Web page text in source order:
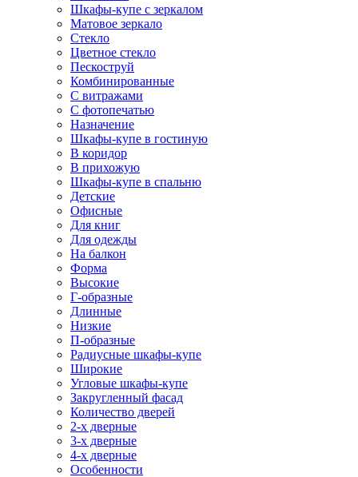
Шкафы-купе с зеркалом
Матовое зеркало
Стекло
Цветное стекло
Пескоструй
Комбинированные
С витражами
С фотопечатью
Назначение
Шкафы-купе в гостиную
В коридор
В прихожую
Шкафы-купе в спальню
Детские
Офисные
Для книг
Для одежды
На балкон
Форма
Высокие
Г-образные
Длинные
Низкие
П-образные
Радиусные шкафы-купе
Широкие
Угловые шкафы-купе
Закругленный фасад
Количество дверей
2-х дверные
3-х дверные
4-х дверные
Особенности